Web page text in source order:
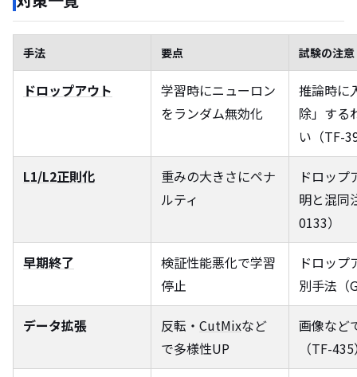
手法 要点 試験の注意
ドロップアウト
学習時にニューロン
をランダム無効化
推論時に
除」する
い（TF-
L1/L2正則化
重みの大きさにペナ
ルティ
ドロップ
明と混同
0133）
早期終了
検証性能悪化で学習
停止
ドロップ
別手法（
データ拡張 反転・ CutMixなど
で多様性UP
画像など
（TF-